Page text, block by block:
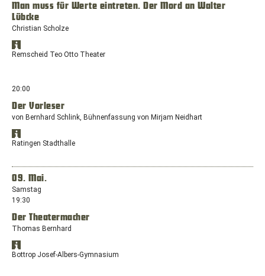
mit
dem
Standort:
10,
47495
Man muss für Werte eintreten. Der Mord an Walter
Lübcke
Christian Scholze
Standort
in
Öffnet
in
neuen
Fenster
mit
dem
Standort:
Straße
31-
33,
42853
Remscheid
Remscheid Teo Otto Theater
20:00
Der Vorleser
von Bernhard Schlink, Bühnenfassung von Mirjam Neidhart
Standort
in
anzeigen
Öffnet
in
einem
neuen
mit
dem
Standort:
Schützenstraße
Ratingen Stadthalle
09. Mai.
Samstag
19:30
Der Theatermacher
Thomas Bernhard
Standort
in
Öffnet
Bottrop Josef-Albers-Gymnasium